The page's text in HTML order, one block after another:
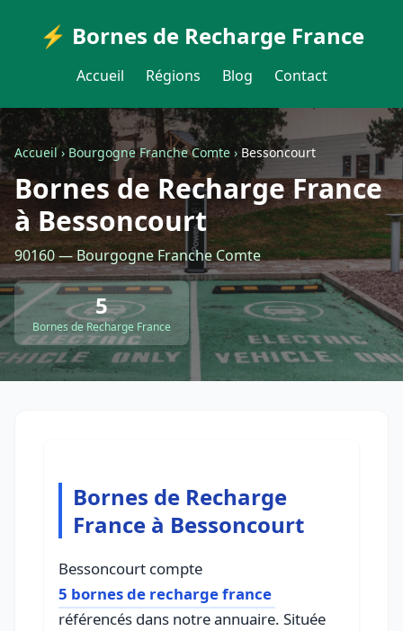
⚡ Bornes de Recharge France
Accueil Régions Blog Contact
Accueil›Bourgogne Franche Comte ›Bessoncourt
Bornes de Recharge France
à Bessoncourt
90160 — Bourgogne Franche Comte
5
Bornes de Recharge France
Bornes de Recharge
France à Bessoncourt
Bessoncourt compte
5 bornes de recharge france
référencés dans notre annuaire. Située